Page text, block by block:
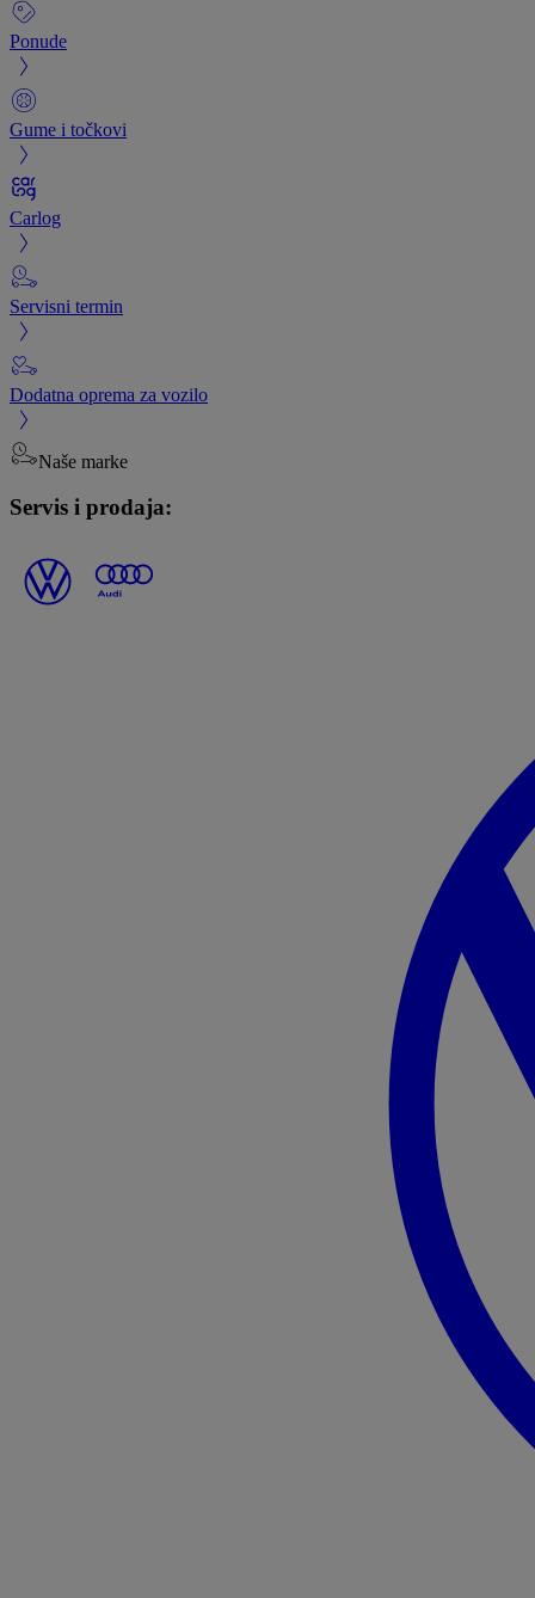
Ponude
Gume i točkovi
Carlog
Servisni termin
Dodatna oprema za vozilo
Naše marke
Servis i prodaja: